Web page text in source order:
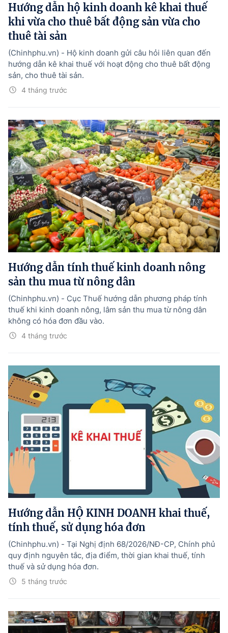
Theo dõi báo trên:
Bản quyền thuộc Báo Điện tử Chính phủ - Cổng Thông tin điện tử Chính
phủ.
Ghi rõ nguồn "Báo Điện tử Chính phủ", "Cổng Thông tin điện tử Chính phủ",
hoặc www.baochinhphu.vn, www.chinhphu.vn khi phát hành lại thông tin
từ các nguồn này.
Hướng dẫn hộ kinh doanh kê khai thuế
khi vừa cho thuê bất động sản vừa cho
thuê tài sản
4 tháng trước
(Chinhphu.vn) - Hộ kinh doanh gửi câu hỏi liên quan đến
hướng dẫn kê khai thuế với hoạt động cho thuê bất động
sản, cho thuê tài sản.
Hướng dẫn tính thuế kinh doanh nông
sản thu mua từ nông dân
4 tháng trước
(Chinhphu.vn) - Cục Thuế hướng dẫn phương pháp tính
thuế khi kinh doanh nông, lâm sản thu mua từ nông dân
không có hóa đơn đầu vào.
Hướng dẫn HỘ KINH DOANH khai thuế,
tính thuế, sử dụng hóa đơn
5 tháng trước
(Chinhphu.vn) - Tại Nghị định 68/2026/NĐ-CP, Chính phủ
quy định nguyên tắc, địa điểm, thời gian khai thuế, tính
thuế và sử dụng hóa đơn.